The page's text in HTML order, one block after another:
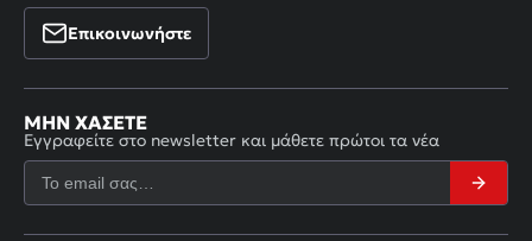
Επικοινωνήστε
ΜΗΝ ΧΆΣΕΤΕ
Εγγραφείτε στο newsletter και μάθετε πρώτοι τα νέα